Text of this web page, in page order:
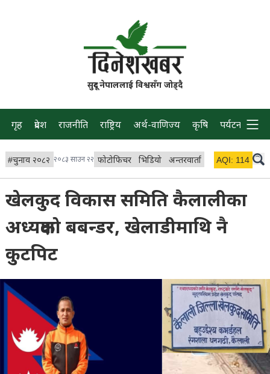
सुदूर नेपाललाई विश्वसँग जोड्दै
गृह प्रदेश राजनीति राष्ट्रिय अर्थ-वाणिज्य कृषि पर्यटन प्रवास
#चुनाव २०८२ २०८३ साउन २२ फोटोफिचर भिडियो अन्तरवार्ता विचार/ब्लग
AQI: 114
खेलकुद विकास समिति कैलालीका
अध्यक्षको बबन्डर, खेलाडीमाथि नै
कुटपिट